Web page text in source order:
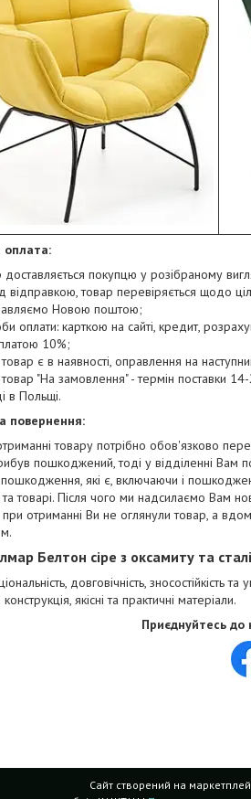
оплата:
доставляється покупцю у розібраному
відправкою, товар перевіряється щодо
Новою поштою;
оплати: карткою на сайті, кредит,
10%;
є в наявності, оправлення на
"На замовлення" - термін поставки
в Польщі.
повернення:
товару потрібно обов'язково
пошкоджений, тоді у відділенні Вам
пошкодження, які є, включаючи і
товарі. Після чого ми надсилаємо Вам
отриманні Ви не оглянули товар, а
Белтон сіре з оксамиту та сталі
довговічність, зносостійкість
конструкція, якісні та практичні матеріали.
Приєднуйтесь до
Сайт створений на